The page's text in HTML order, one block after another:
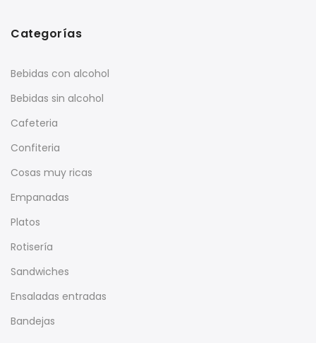
Categorías
Bebidas con alcohol
Bebidas sin alcohol
Cafeteria
Confiteria
Cosas muy ricas
Empanadas
Platos
Rotisería
Sandwiches
Ensaladas entradas
Bandejas